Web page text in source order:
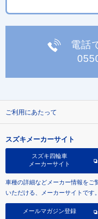
電話
ご利用にあたって
スズキメーカーサイト
スズキ四輪車
メーカーサイト
車種の詳細などメーカー情報をご
いただける、メーカーサイトです。
メールマガジン登録